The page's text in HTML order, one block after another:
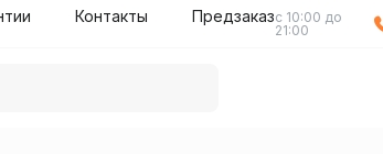
Контакты Предзаказс 10:00 до
21:00